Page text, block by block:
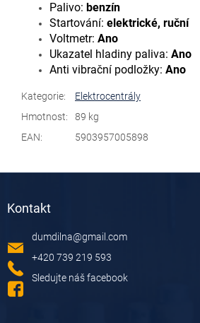
Palivo: benzín
Startování: elektrické, ruční
Voltmetr: Ano
Ukazatel hladiny paliva: Ano
Anti vibrační podložky: Ano
Kategorie:
Elektrocentrály
Hmotnost:
89 kg
EAN: 5903957005898
Kontakt
dumdilna@gmail.com
+420 739 219 593
Sledujte náš facebook